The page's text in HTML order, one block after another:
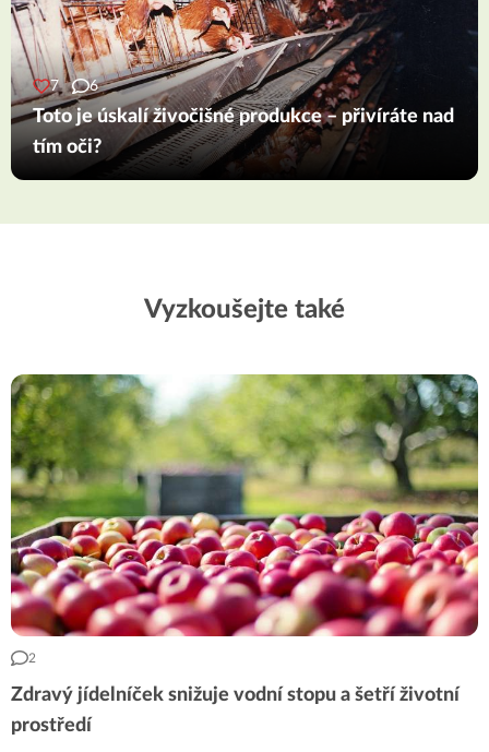
7 6
Toto je úskalí živočišné produkce – přivíráte nad
tím oči?
Vyzkoušejte také
2
Zdravý jídelníček snižuje vodní stopu a šetří životní
prostředí